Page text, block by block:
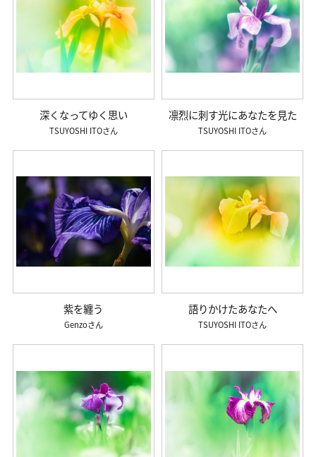
深くなってゆく思い
TSUYOSHI ITO
凛烈に刺す光にあなたを見た
TSUYOSHI ITO
紫を纏う
Genzo
語りかけたあなたへ
TSUYOSHI ITO